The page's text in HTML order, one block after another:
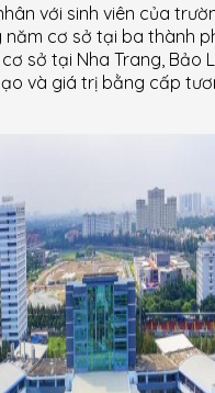
với sinh viên của
cơ sở tại ba thành
sở tại Nha Trang, Bảo
và giá trị bằng cấp